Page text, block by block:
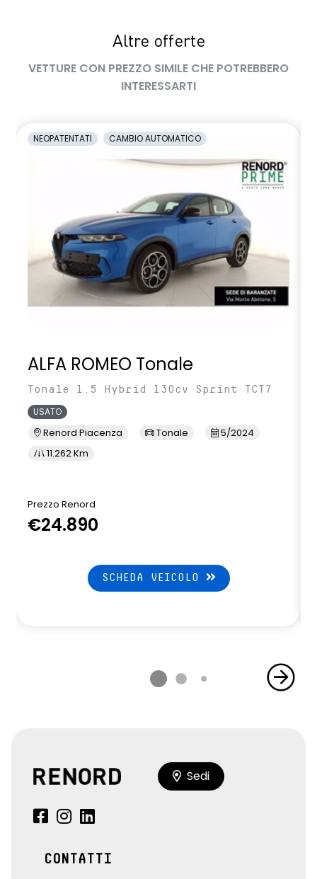
Altre offerte
VETTURE CON PREZZO SIMILE CHE POTREBBERO
INTERESSARTI
NEOPATENTATI CAMBIO AUTOMATICO
ALFA ROMEO Tonale
Tonale 1.5 Hybrid 130cv Sprint TCT7
USATO
Renord Piacenza Tonale
5/2024
11.262 Km
Prezzo Renord
€24.890
SCHEDA VEICOLO
Sedi
CONTATTI